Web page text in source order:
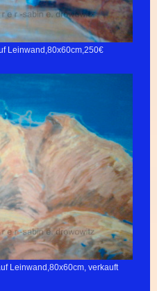
Leinwand,80x60cm,250€
Leinwand,80x60cm, verkauft